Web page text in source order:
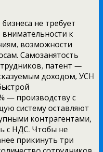
не требует
к
возможности
Самозанятость
патент —
доходом, УСН
— производству с
систему оставляют
контрагентами,
с НДС. Чтобы не
прикинуть три